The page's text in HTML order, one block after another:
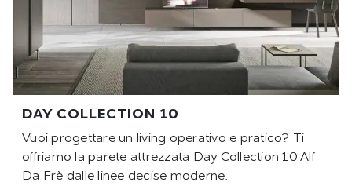
DAY COLLECTION 10
Vuoi progettare un living operativo e pratico? Ti
offriamo la parete attrezzata Day Collection 10 Alf
Da Frè dalle linee decise moderne.